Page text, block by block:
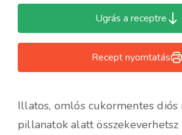
Ugrás a receptre
Recept nyomtatás
Illatos, omlós cukormentes
pillanatok alatt